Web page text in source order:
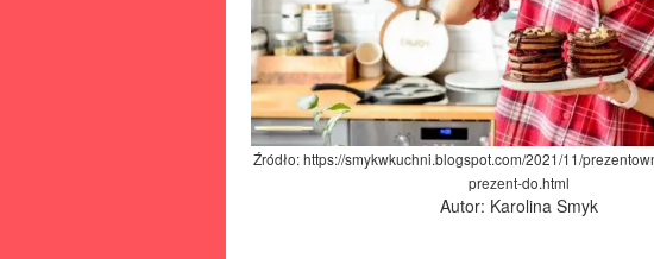
Źródło: https://smykwkuchni.blogspot.com/2021/11/
prezent-do.html
Autor: Karolina Smyk